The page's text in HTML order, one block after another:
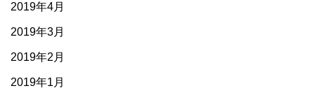
2019年4月
2019年3月
2019年2月
2019年1月